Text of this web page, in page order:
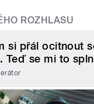
ROZHLASU
si přál ocitnout
Teď se mi to